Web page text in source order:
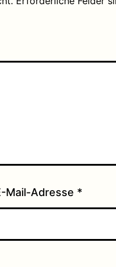
Mail-Adresse *